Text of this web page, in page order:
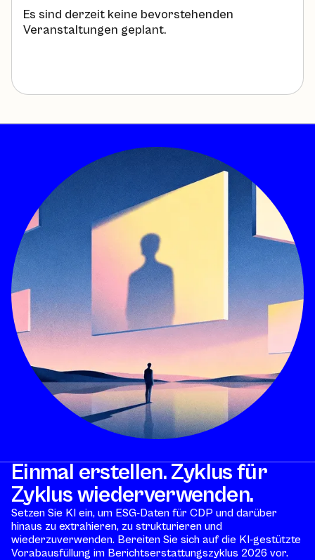
Es sind derzeit keine bevorstehenden
Veranstaltungen geplant.
Einmal erstellen. Zyklus für
Zyklus wiederverwenden.
Setzen Sie KI ein, um ESG-Daten für CDP und darüber
hinaus zu extrahieren, zu strukturieren und
wiederzuverwenden. Bereiten Sie sich auf die KI-gestützte
Vorabausfüllung im Berichtserstattungszyklus 2026 vor.